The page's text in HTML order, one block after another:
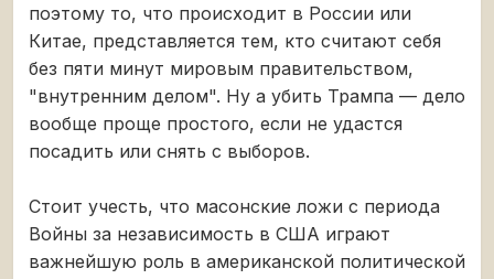
поэтому то, что происходит в России или
Китае, представляется тем, кто считают себя
без пяти минут мировым правительством,
"внутренним делом". Ну а убить Трампа — дело
вообще проще простого, если не удастся
посадить или снять с выборов.
Стоит учесть, что масонские ложи с периода
Войны за независимость в США играют
важнейшую роль в американской политической